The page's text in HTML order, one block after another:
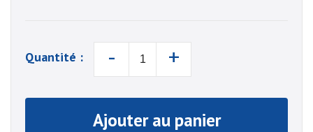
Quantité : - +
Ajouter au panier